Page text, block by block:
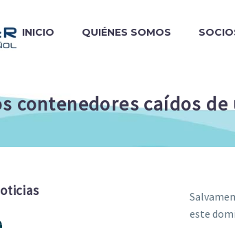
INICIO QUIÉNES SOMOS
contenedores caídos
este